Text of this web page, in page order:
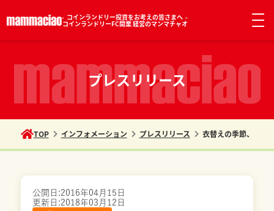
コインランドリー投資をお考えの皆さまへ
コインランドリーFC開業 経営のマンマチャオ
プレスリリース
TOP インフォメーション プレスリリース 衣替えの季節、衣類
公開日:2016年04月15日
更新日:2018年03月12日